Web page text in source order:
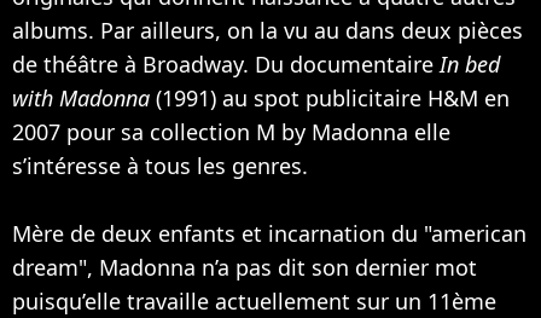
albums. Par ailleurs, on la vu au dans deux pièces
de théâtre à Broadway. Du documentaire In bed
with Madonna (1991) au spot publicitaire H&M en
2007 pour sa collection M by Madonna elle
s’intéresse à tous les genres.
Mère de deux enfants et incarnation du "american
dream", Madonna n’a pas dit son dernier mot
puisqu’elle travaille actuellement sur un 11ème